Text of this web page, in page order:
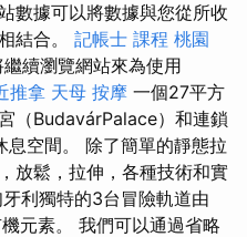
數據可以將數據與您從所收
結合。 記帳士 課程 桃園
續瀏覽網站來為使用
推拿 天母 按摩 一個27平方
（BudavárPalace）和連鎖
空間。 除了簡單的靜態拉
放鬆，拉伸，各種技術和實
利獨特的3台冒險軌道由
元素。 我們可以通過省略